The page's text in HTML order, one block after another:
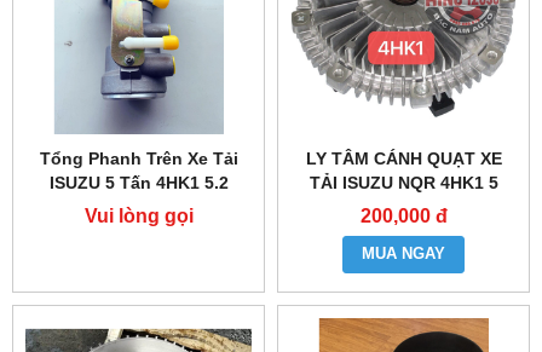
Tổng Phanh Trên Xe Tải
ISUZU 5 Tấn 4HK1 5.2
Vui lòng gọi
LY TÂM CÁNH QUẠT XE
TẢI ISUZU NQR 4HK1 5
TẤN 5.2
200,000 đ
MUA NGAY